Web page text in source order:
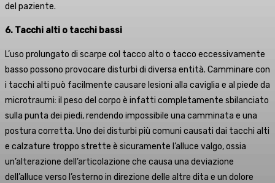
del paziente.
6. Tacchi alti o tacchi bassi
L’uso prolungato di scarpe col tacco alto o tacco eccessivamente
basso possono provocare disturbi di diversa entità. Camminare con
i tacchi alti può facilmente causare lesioni alla caviglia e al piede da
microtraumi: il peso del corpo è infatti completamente sbilanciato
sulla punta dei piedi, rendendo impossibile una camminata e una
postura corretta. Uno dei disturbi più comuni causati dai tacchi alti
e calzature troppo strette è sicuramente l’alluce valgo, ossia
un’alterazione dell’articolazione che causa una deviazione
dell’alluce verso l’esterno in direzione delle altre dita e un dolore